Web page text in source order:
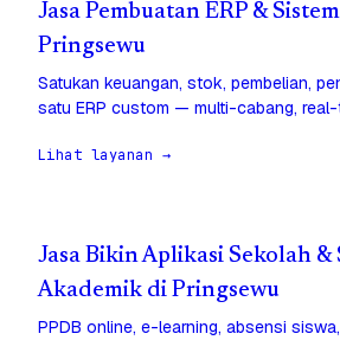
Jasa Pembuatan ERP &
Pringsewu
Satukan keuangan, stok, pembelian,
satu ERP custom — multi-cabang, real-
Lihat layanan →
Jasa Bikin Aplikasi Sekolah &
Akademik di Pringsewu
PPDB online, e-learning, absensi